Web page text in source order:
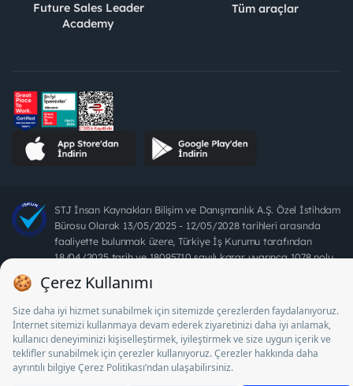
Future Sales Leader
Academy
Tüm araçlar
STJ İnsan Kaynakları Bilişim ve Danışmanlık A.Ş. Özel İstihdam
Bürosu Olarak 13/05/2025 - 12/05/2028 tarihleri arasında
faaliyette bulunmak üzere, Türkiye İş Kurumu tarafından
18/04/2025 tarih ve 18095710 sayılı karar uyarınca 1078 nolu
arayanlardan ücret alınması yasaktır.